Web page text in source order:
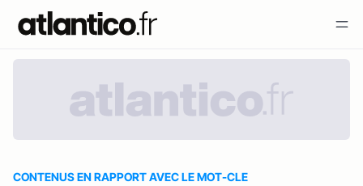
CONTENUS EN RAPPORT AVEC LE MOT-CLE